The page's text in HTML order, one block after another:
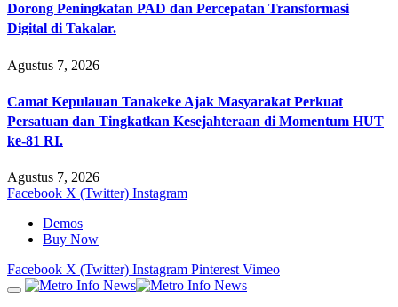
Dorong Peningkatan PAD dan Percepatan Transformasi
Digital di Takalar.
Agustus 7, 2026
Camat Kepulauan Tanakeke Ajak Masyarakat Perkuat
Persatuan dan Tingkatkan Kesejahteraan di Momentum HUT
ke-81 RI.
Agustus 7, 2026
Facebook X (Twitter) Instagram
Demos
Buy Now
Facebook X (Twitter) Instagram Pinterest Vimeo